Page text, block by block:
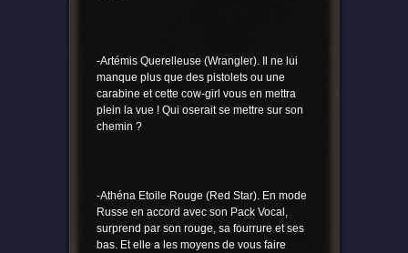
-Artémis Querelleuse (Wrangler). Il ne lui
manque plus que des pistolets ou une
carabine et cette cow-girl vous en mettra
plein la vue ! Qui oserait se mettre sur son
chemin ?
-Athéna Etoile Rouge (Red Star). En mode
Russe en accord avec son Pack Vocal,
surprend par son rouge, sa fourrure et ses
bas. Et elle a les moyens de vous faire